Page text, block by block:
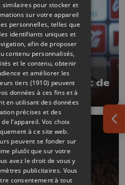
02/06/2026
Un premier test de
similaires pour stocker et
sur votre appareil
personnelles, telles que
identifiants uniques et
afin de proposer
contenu personnalisés,
et le contenu, obtenir
et améliorer les
tiers (1910) peuvent
données à ces fins et à
en utilisant des données
précises et des
l’appareil. Vos choix
à ce site web.
peuvent se fonder sur
plutôt que sur votre
avez le droit de vous y
publicitaires. Vous
consentement à tout